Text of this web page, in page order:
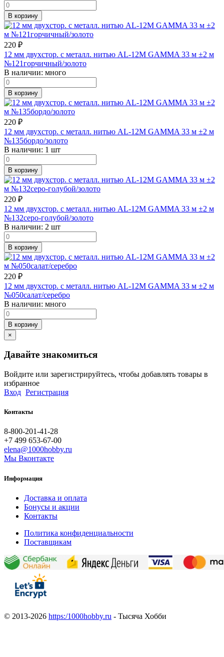
В корзину
220 ₽
12 мм двухстор. с металл. нитью AL-12M GAMMA 33 м ±2 м
№121горчичный/золото
В наличии: много
В корзину
220 ₽
12 мм двухстор. с металл. нитью AL-12M GAMMA 33 м ±2 м
№135бордо/золото
В наличии: 1 шт
В корзину
220 ₽
12 мм двухстор. с металл. нитью AL-12M GAMMA 33 м ±2 м
№132серо-голубой/золото
В наличии: 2 шт
В корзину
220 ₽
12 мм двухстор. с металл. нитью AL-12M GAMMA 33 м ±2 м
№050салат/серебро
В наличии: много
В корзину
×
Давайте знакомиться
Войдите или зарегистрируйтесь, чтобы добавлять товары в
избранное
Вход Регистрация
Контакты
8-800-201-41-28
+7 499 653-67-00
elena@1000hobby.ru
Мы Вконтакте
Информация
Доставка и оплата
Бонусы и акции
Контакты
Политика конфиденциальности
Поставщикам
© 2013-2026 https:/1000hobby.ru - Тысяча Хобби